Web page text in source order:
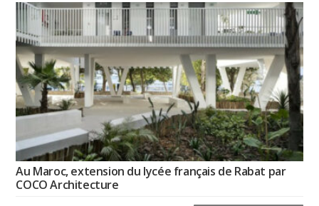
Au Maroc, extension du lycée français de Rabat par
COCO Architecture